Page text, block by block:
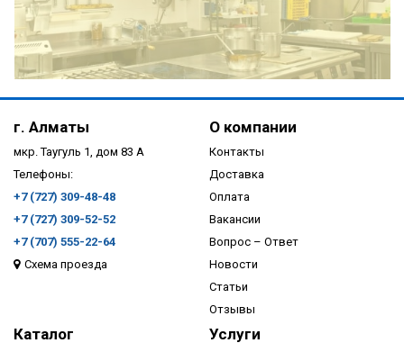
ПОДРОБНЕЕ
ПОДРОБНЕЕ
г. Алматы
мкр. Таугуль 1, дом 83 А
Телефоны:
+7 (727) 309-48-48
+7 (727) 309-52-52
+7 (707) 555-22-64
Схема проезда
О компании
Контакты
Доставка
Оплата
Вакансии
Вопрос – Ответ
Новости
Статьи
Отзывы
Каталог Услуги